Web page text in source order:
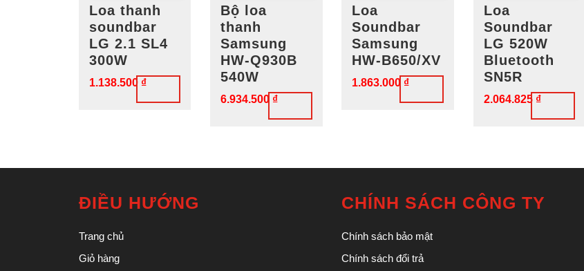
Loa thanh
soundbar
LG 2.1 SL4
300W
1.138.500 ₫
Bộ loa
thanh
Samsung
HW-Q930B
540W
6.934.500 ₫
Loa
Soundbar
Samsung
HW-B650/XV
1.863.000 ₫
Loa
Soundbar
LG 520W
Bluetooth
SN5R
2.064.825 ₫
ĐIỀU HƯỚNG
Trang chủ
Giỏ hàng
CHÍNH SÁCH CÔNG TY
Chính sách bảo mật
Chính sách đổi trả